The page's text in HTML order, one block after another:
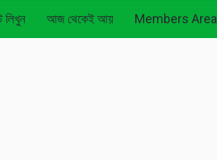
লিখুন আজ থেকেই আয় Members Area